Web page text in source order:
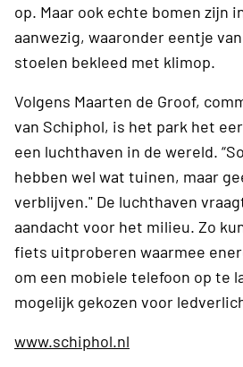
op. Maar ook echte bomen zijn
aanwezig, waaronder eentje van
stoelen bekleed met klimop.
Volgens Maarten de Groof,
van Schiphol, is het park het
een luchthaven in de wereld.
hebben wel wat tuinen, maar
verblijven." De luchthaven
aandacht voor het milieu. Zo
fiets uitproberen waarmee
om een mobiele telefoon op te
mogelijk gekozen voor
www.schiphol.nl